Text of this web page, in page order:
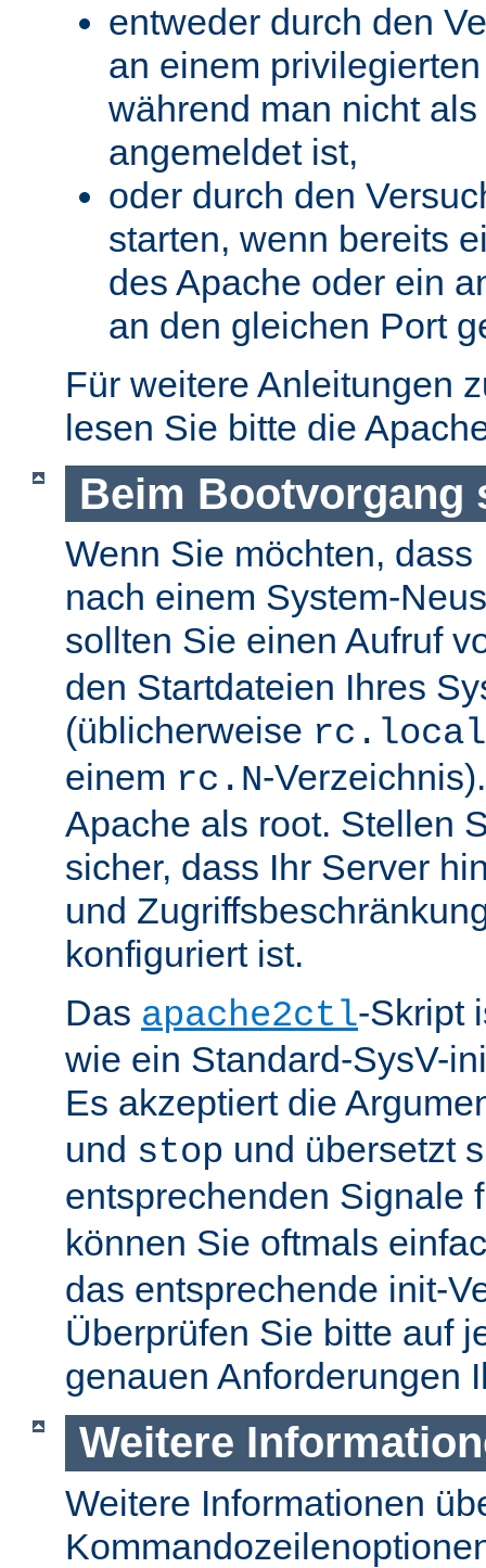
entweder durch den
an einem
während man nicht
angemeldet ist,
oder durch den
starten, wenn bereits
des Apache oder ein
an den gleichen Port
Für weitere Anleitungen
lesen Sie bitte die
Beim Bootvorgang
Wenn Sie möchten,
nach einem System-
sollten Sie einen Aufruf
den Startdateien Ihres
(üblicherweise rc.local
einem rc.N-
Apache als root. Stellen
sicher, dass Ihr Server
und
konfiguriert ist.
Das apache2ctl-Skript
wie ein Standard-SysV-
Es akzeptiert die
und stop und übersetzt
entsprechenden Signale
können Sie oftmals
das entsprechende init-
Überprüfen Sie bitte auf
genauen Anforderungen
Weitere
Weitere Informationen